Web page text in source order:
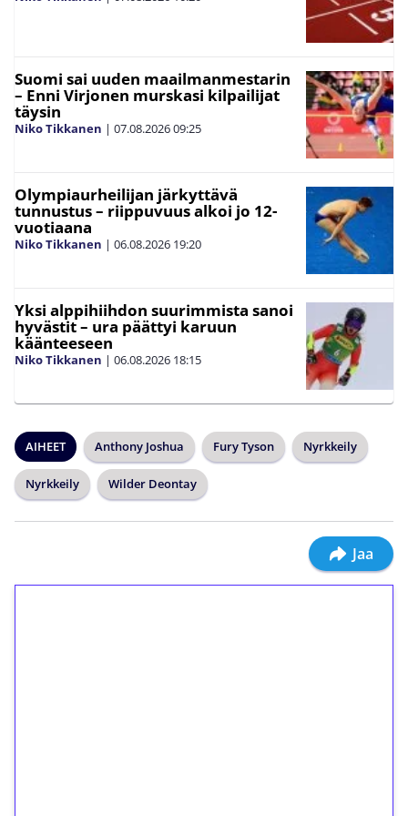
Suomi sai uuden maailmanmestarin
– Enni Virjonen murskasi kilpailijat
täysin
Niko Tikkanen | 07.08.202609:25
Olympiaurheilijan järkyttävä
tunnustus – riippuvuus alkoi jo 12-
vuotiaana
Niko Tikkanen | 06.08.2026 19:20
Yksi alppihiihdon suurimmista sanoi
hyvästit – ura päättyi karuun
käänteeseen
Niko Tikkanen | 06.08.2026 18:15
AIHEET Anthony Joshua Fury Tyson Nyrkkeily
Nyrkkeily Wilder Deontay
Jaa